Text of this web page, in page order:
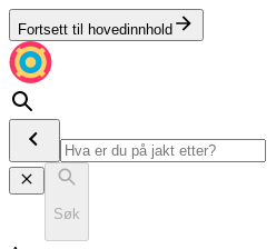
Fortsett til hovedinnhold
Søk